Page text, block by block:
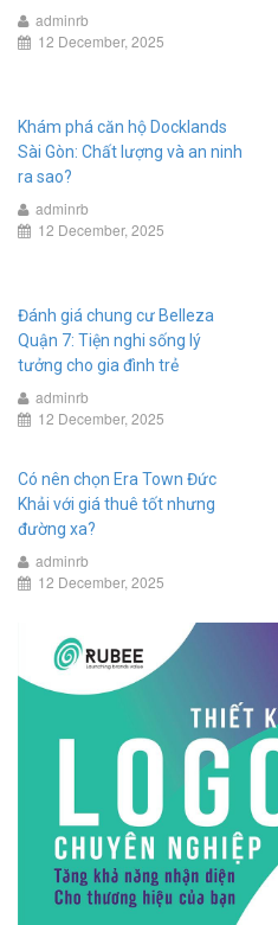
adminrb
12 December, 2025
Khám phá căn hộ Docklands
Sài Gòn: Chất lượng và an ninh
ra sao?
adminrb
12 December, 2025
Đánh giá chung cư Belleza
Quận 7: Tiện nghi sống lý
tưởng cho gia đình trẻ
adminrb
12 December, 2025
Có nên chọn Era Town Đức
Khải với giá thuê tốt nhưng
đường xa?
adminrb
12 December, 2025